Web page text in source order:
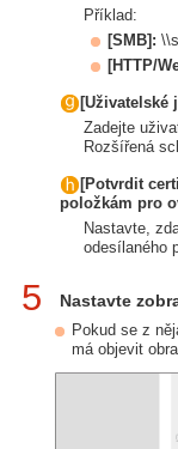
Příklad:
[SMB] :
[HTTP/
[Uživatelské
Zadejte
Rozšířená
[Potvrdit
položkám pro
Nastavte,
odesílaného
5 Nastavte
Pokud se z
má objevit